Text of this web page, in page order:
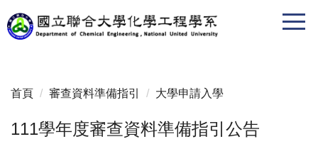
跳
到
容
首頁 審查資料準備指引 大學申請入學
111學年度審查資料準備指引公告